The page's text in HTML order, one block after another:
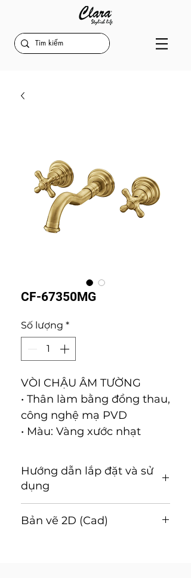
CF-67350MG
Số lượng *
VÒI CHẬU ÂM TƯỜNG
• Thân làm bằng đồng thau,
công nghệ mạ PVD
• Màu: Vàng xước nhạt
Hướng dẫn lắp đặt và sử
dụng
dụng (Tải về)
Bản vẽ 2D (Cad)